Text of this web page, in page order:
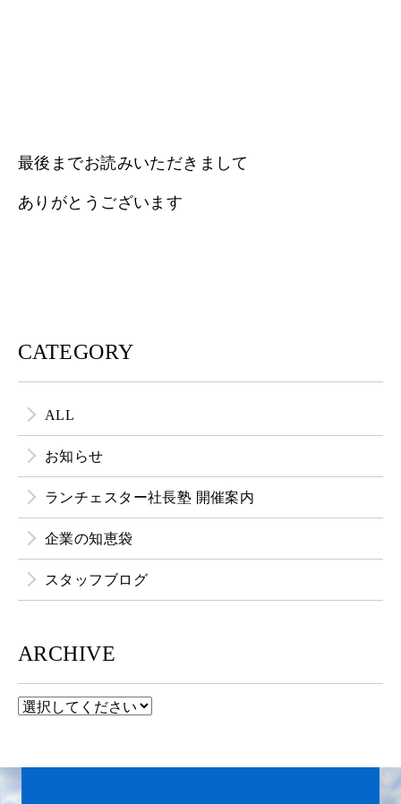
最後までお読みいただきまして
ありがとうございます
CATEGORY
ALL
お知らせ
ランチェスター社長塾 開催案内
企業の知恵袋
スタッフブログ
ARCHIVE